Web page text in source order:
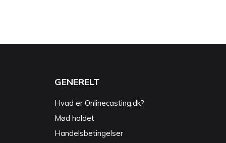
GENERELT
Hvad er Onlinecasting.dk?
Mød holdet
Handelsbetingelser